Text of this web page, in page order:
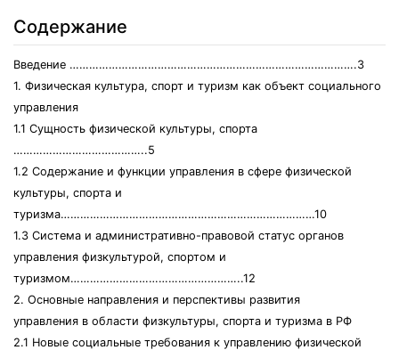
Содержание
Введение …………………………………………………………………………….3
1. Физическая культура, спорт и туризм как объект социального
управления
1.1 Сущность физической культуры, спорта
…………………………………..5
1.2 Содержание и функции управления в сфере физической
культуры, спорта и
туризма……………………………………………………………………10
1.3 Система и административно-правовой статус органов
управления физкультурой, спортом и
туризмом……………………………………………..12
2. Основные направления и перспективы развития
управления в области физкультуры, спорта и туризма в РФ
2.1 Новые социальные требования к управлению физической